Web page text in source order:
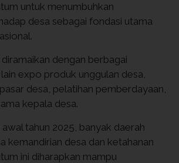
untuk menumbuhkan
desa sebagai fondasi utama
dengan berbagai
expo produk unggulan desa,
desa, pelatihan pemberdayaan,
kepala desa.
tahun 2025, banyak daerah
kemandirian desa dan ketahanan
ini diharapkan mampu